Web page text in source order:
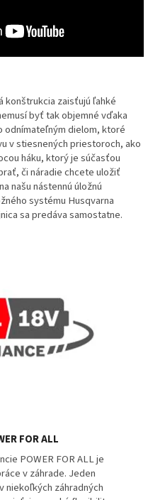
konštrukcia zaisťujú ľahké
byť tak objemné vďaka
odnímateľným dielom, ktoré
v stiesnených priestoroch, ako
háku, ktorý je súčasťou
či náradie chcete uložiť
našu nástennú úložnú
systému Husqvarna
sa predáva samostatne.
FOR ALL
POWER FOR ALL je
v záhrade. Jeden
niekoľkých záhradných